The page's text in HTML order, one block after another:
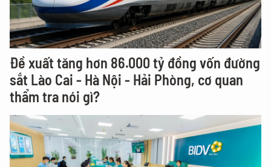
Đề xuất tăng hơn 86.000 tỷ đồng vốn đường
sắt Lào Cai - Hà Nội - Hải Phòng, cơ quan
thẩm tra nói gì?